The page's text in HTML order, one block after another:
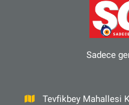
Sadece
Tevfikbey Mahallesi